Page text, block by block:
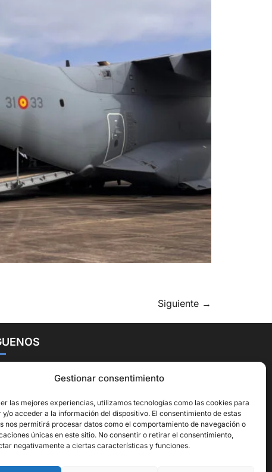
Gestionar consentimiento
las mejores experiencias, utilizamos tecnologías como las cookies para
y/o acceder a la información del dispositivo. El consentimiento de estas
nos permitirá procesar datos como el comportamiento de navegación o
únicas en este sitio. No consentir o retirar el consentimiento,
negativamente a ciertas características y funciones.
Siguiente →